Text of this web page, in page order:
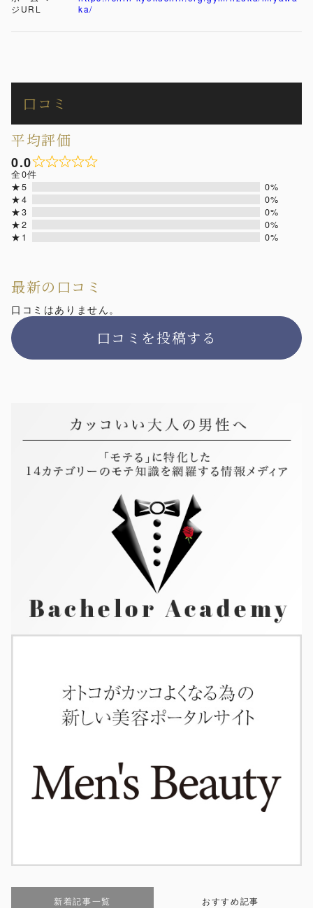
ジURL
ka/
口コミ
平均評価
0.0
全0件
★5
0%
★4
0%
★3
0%
★2
0%
★1
0%
最新の口コミ
口コミはありません。
口コミを投稿する
新着記事一覧 おすすめ記事